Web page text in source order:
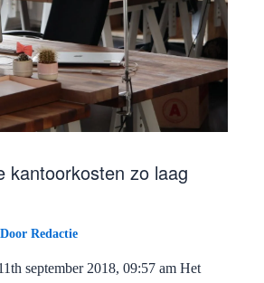
kantoorkosten zo laag
Redactie
september 2018, 09:57 am Het